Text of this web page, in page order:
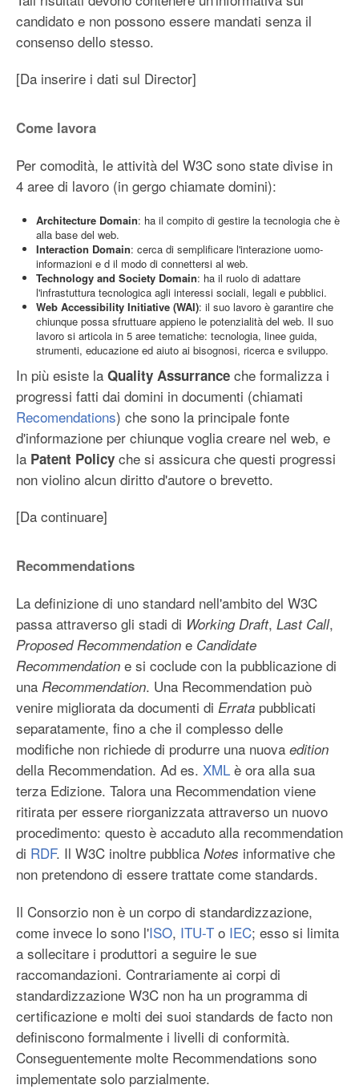
candidato e non possono essere mandati senza il
consenso dello stesso.
[Da inserire i dati sul Director]
Come lavora
Per comodità, le attività del W3C sono state divise in
4 aree di lavoro (in gergo chiamate domini):
Architecture Domain: ha il compito di gestire la tecnologia che è
alla base del web.
Interaction Domain: cerca di semplificare l'interazione uomo-
informazioni e d il modo di connettersi al web.
Technology and Society Domain: ha il ruolo di adattare
l'infrastuttura tecnologica agli interessi sociali, legali e pubblici.
Web Accessibility Initiative (WAI): il suo lavoro è garantire che
chiunque possa sfruttuare appieno le potenzialità del web. Il suo
lavoro si articola in 5 aree tematiche: tecnologia, linee guida,
strumenti, educazione ed aiuto ai bisognosi, ricerca e sviluppo.
In più esiste la Quality Assurrance che formalizza i
progressi fatti dai domini in documenti (chiamati
Recomendations) che sono la principale fonte
d'informazione per chiunque voglia creare nel web, e
la Patent Policy che si assicura che questi progressi
non violino alcun diritto d'autore o brevetto.
[Da continuare]
Recommendations
La definizione di uno standard nell'ambito del W3C
passa attraverso gli stadi di Working Draft, Last Call,
Proposed Recommendation e Candidate
Recommendation e si coclude con la pubblicazione di
una Recommendation. Una Recommendation può
venire migliorata da documenti di Errata pubblicati
separatamente, fino a che il complesso delle
modifiche non richiede di produrre una nuova edition
della Recommendation. Ad es. XML è ora alla sua
terza Edizione. Talora una Recommendation viene
ritirata per essere riorganizzata attraverso un nuovo
procedimento: questo è accaduto alla recommendation
di RDF. Il W3C inoltre pubblica Notes informative che
non pretendono di essere trattate come standards.
Il Consorzio non è un corpo di standardizzazione,
come invece lo sono l'ISO, ITU-T o IEC; esso si limita
a sollecitare i produttori a seguire le sue
raccomandazioni. Contrariamente ai corpi di
standardizzazione W3C non ha un programma di
certificazione e molti dei suoi standards de facto non
definiscono formalmente i livelli di conformità.
Conseguentemente molte Recommendations sono
implementate solo parzialmente.